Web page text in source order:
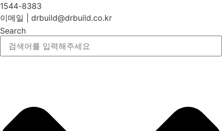
1544-8383
이메일 | drbuild@drbuild.co.kr
Search